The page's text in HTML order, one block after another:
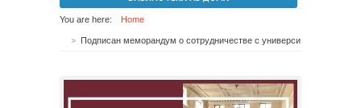
You are here: Home